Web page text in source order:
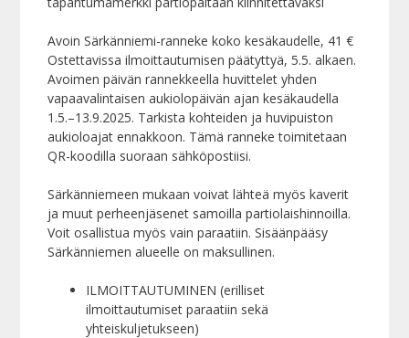
Avoin Särkänniemi-ranneke koko kesäkaudelle, 41 €
Ostettavissa ilmoittautumisen päätyttyä, 5.5. alkaen.
Avoimen päivän rannekkeella huvittelet yhden
vapaavalintaisen aukiolopäivän ajan kesäkaudella
1.5.–13.9.2025. Tarkista kohteiden ja huvipuiston
aukioloajat ennakkoon. Tämä ranneke toimitetaan
QR-koodilla suoraan sähköpostiisi.
Särkänniemeen mukaan voivat lähteä myös kaverit
ja muut perheenjäsenet samoilla partiolaishinnoilla.
Voit osallistua myös vain paraatiin. Sisäänpääsy
Särkänniemen alueelle on maksullinen.
ILMOITTAUTUMINEN (erilliset
ilmoittautumiset paraatiin sekä
yhteiskuljetukseen)